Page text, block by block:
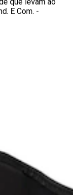
E Com. -